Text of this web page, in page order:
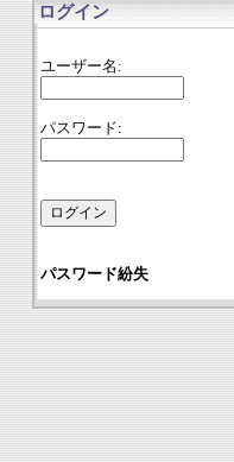
ログイン
ユーザー名:
パスワード:
パスワード紛失